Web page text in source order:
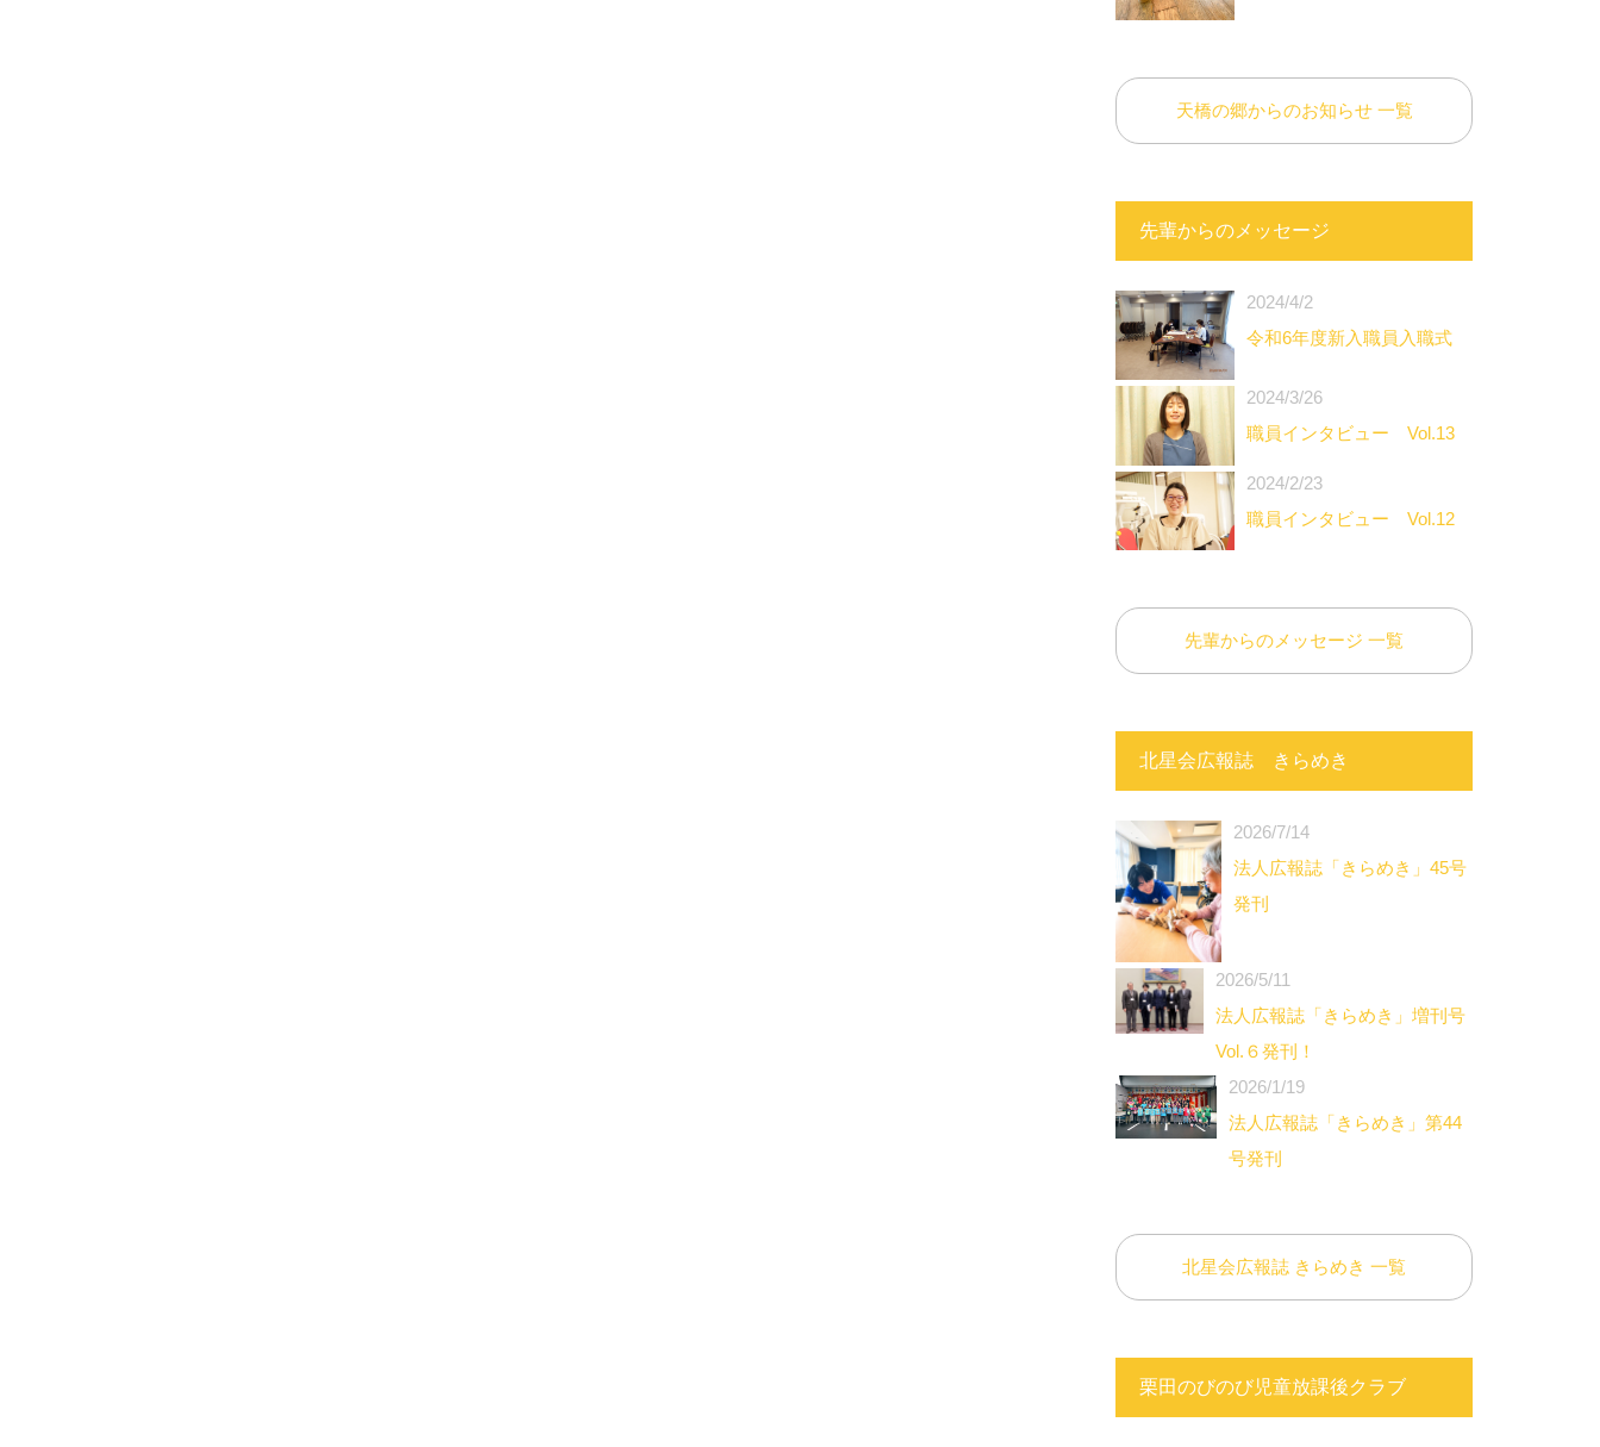
天橋の郷からのお知らせ 一覧
先輩からのメッセージ
2024/4/2
令和6年度新入職員入職式
2024/3/26
職員インタビュー Vol.13
2024/2/23
職員インタビュー Vol.12
先輩からのメッセージ 一覧
北星会広報誌 きらめき
2026/7/14
法人広報誌「きらめき」45号
発刊
2026/5/11
法人広報誌「きらめき」増刊号
Vol.６発刊！
2026/1/19
法人広報誌「きらめき」第44
号発刊
北星会広報誌 きらめき 一覧
栗田のびのび児童放課後クラブ